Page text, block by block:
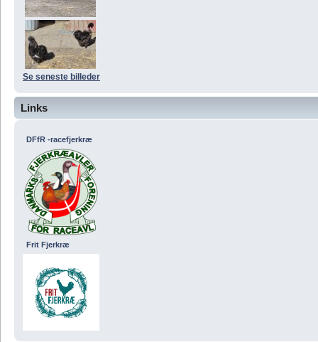
Se seneste billeder
Links
DFfR -racefjerkræ
Frit Fjerkræ